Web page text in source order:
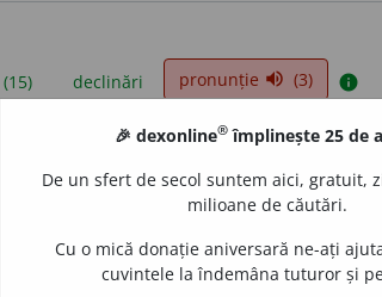
declinări pronunție volume_up (3) info
sunt compilate de echipa dexonline.
reordona filele pe pagina depreferințe.
🎉 dexonline® împlinește 25 de
De un sfert de secol suntem aici, gratuit,
milioane de căutări.
Cu o mică donație aniversară ne-ați
cuvintele la îndemâna tuturor și